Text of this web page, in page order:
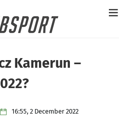
Kamerun –
16:55, 2 December 2022